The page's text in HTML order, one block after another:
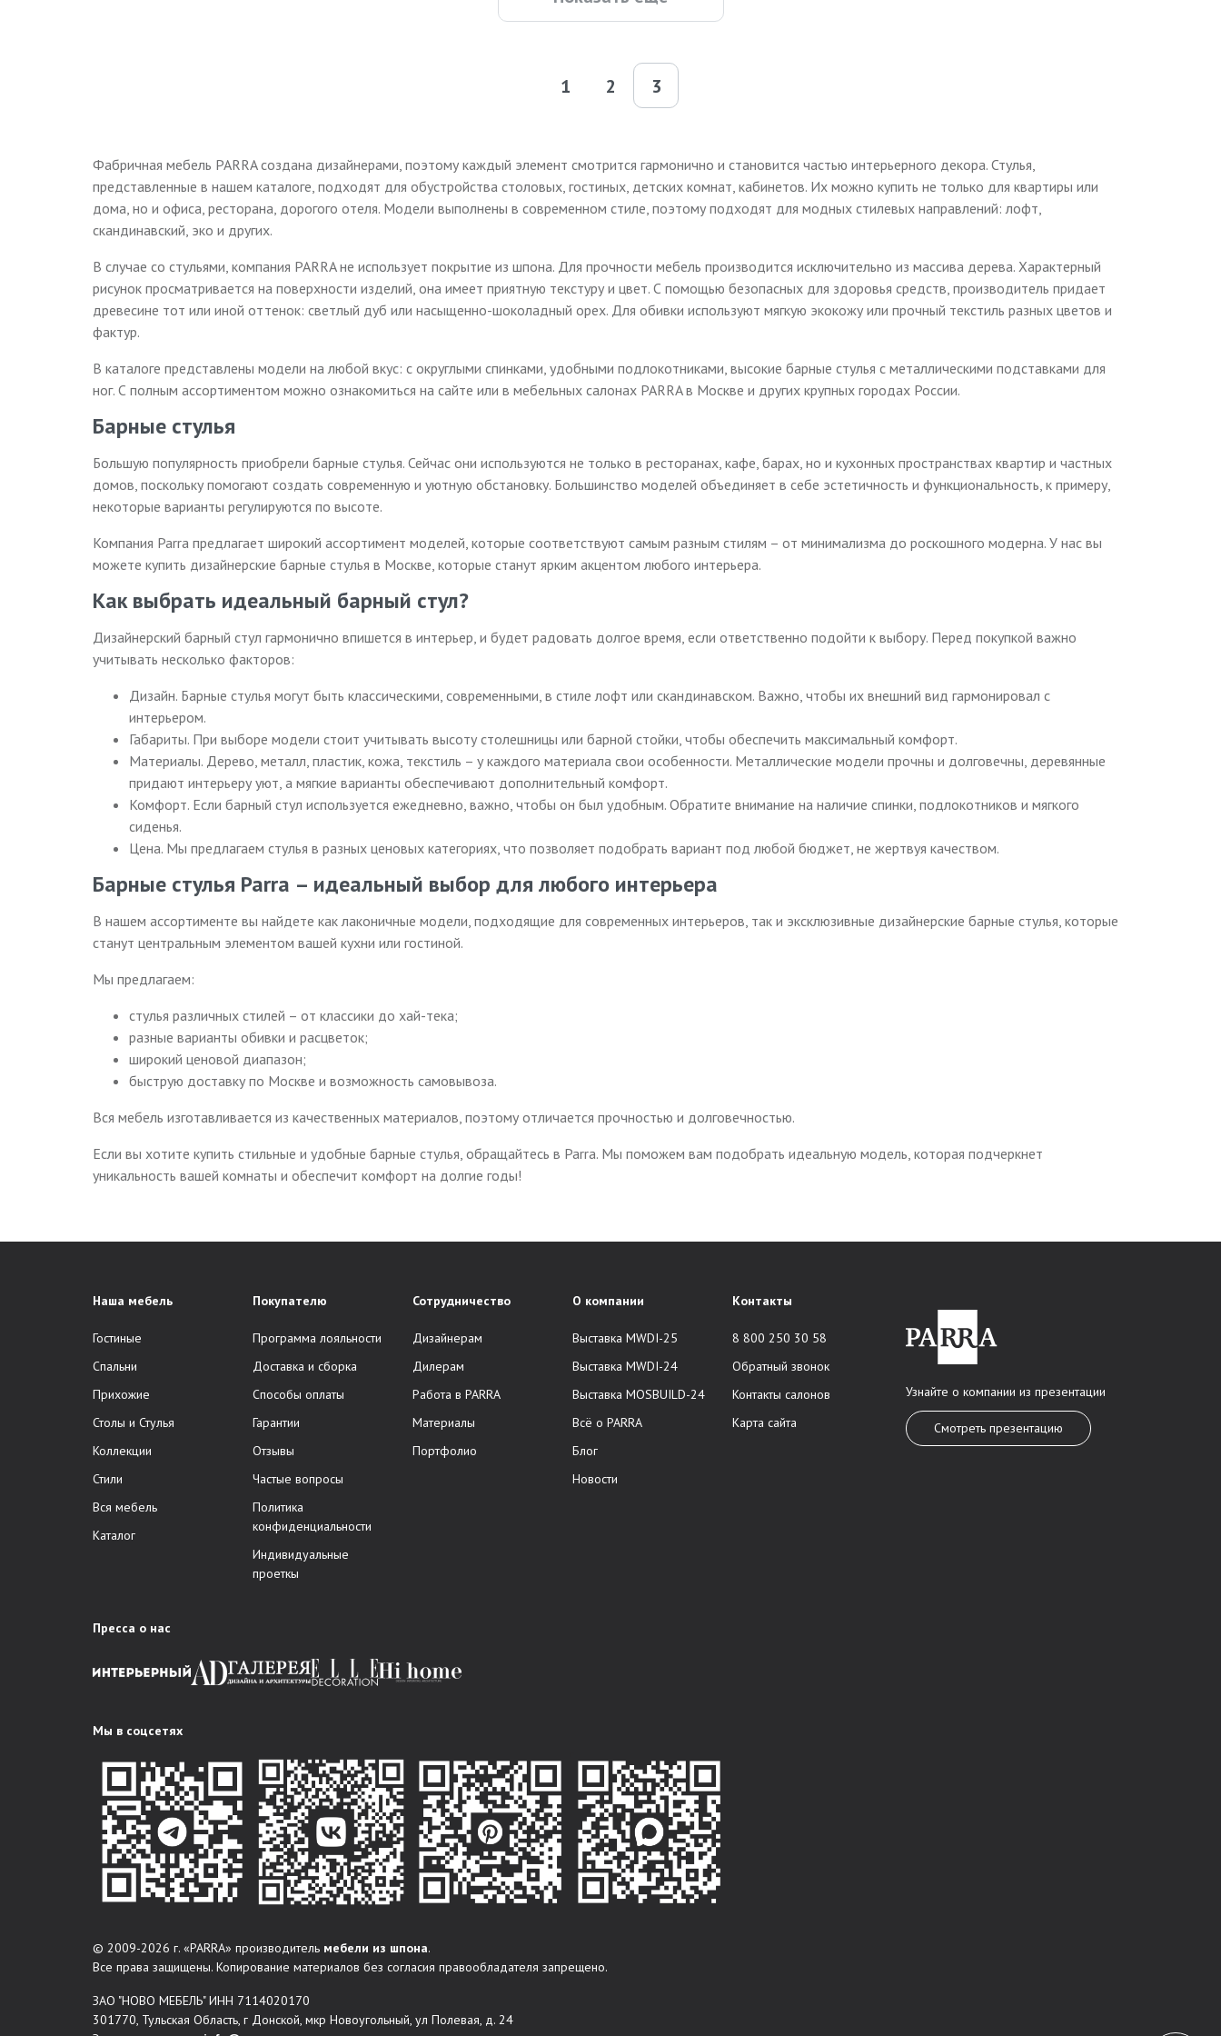
1 2 3
Фабричная мебель PARRA создана дизайнерами, поэтому каждый элемент смотрится гармонично и становится частью интерьерного декора. Стулья,
представленные в нашем каталоге, подходят для обустройства столовых, гостиных, детских комнат, кабинетов. Их можно купить не только для квартиры или
дома, но и офиса, ресторана, дорогого отеля. Модели выполнены в современном стиле, поэтому подходят для модных стилевых направлений: лофт,
скандинавский, эко и других.
В случае со стульями, компания PARRA не использует покрытие из шпона. Для прочности мебель производится исключительно из массива дерева. Характерный
рисунок просматривается на поверхности изделий, она имеет приятную текстуру и цвет. С помощью безопасных для здоровья средств, производитель придает
древесине тот или иной оттенок: светлый дуб или насыщенно-шоколадный орех. Для обивки используют мягкую экокожу или прочный текстиль разных цветов и
фактур.
В каталоге представлены модели на любой вкус: с округлыми спинками, удобными подлокотниками, высокие барные стулья с металлическими подставками для
ног. С полным ассортиментом можно ознакомиться на сайте или в мебельных салонах PARRA в Москве и других крупных городах России.
Барные стулья
Большую популярность приобрели барные стулья. Сейчас они используются не только в ресторанах, кафе, барах, но и кухонных пространствах квартир и частных
домов, поскольку помогают создать современную и уютную обстановку. Большинство моделей объединяет в себе эстетичность и функциональность, к примеру,
некоторые варианты регулируются по высоте.
Компания Parra предлагает широкий ассортимент моделей, которые соответствуют самым разным стилям – от минимализма до роскошного модерна. У нас вы
можете купить дизайнерские барные стулья в Москве, которые станут ярким акцентом любого интерьера.
Как выбрать идеальный барный стул?
Дизайнерский барный стул гармонично впишется в интерьер, и будет радовать долгое время, если ответственно подойти к выбору. Перед покупкой важно
учитывать несколько факторов:
Дизайн. Барные стулья могут быть классическими, современными, в стиле лофт или скандинавском. Важно, чтобы их внешний вид гармонировал с
интерьером.
Габариты. При выборе модели стоит учитывать высоту столешницы или барной стойки, чтобы обеспечить максимальный комфорт.
Материалы. Дерево, металл, пластик, кожа, текстиль – у каждого материала свои особенности. Металлические модели прочны и долговечны, деревянные
придают интерьеру уют, а мягкие варианты обеспечивают дополнительный комфорт.
Комфорт. Если барный стул используется ежедневно, важно, чтобы он был удобным. Обратите внимание на наличие спинки, подлокотников и мягкого
сиденья.
Цена. Мы предлагаем стулья в разных ценовых категориях, что позволяет подобрать вариант под любой бюджет, не жертвуя качеством.
Барные стулья Parra – идеальный выбор для любого интерьера
В нашем ассортименте вы найдете как лаконичные модели, подходящие для современных интерьеров, так и эксклюзивные дизайнерские барные стулья, которые
станут центральным элементом вашей кухни или гостиной.
Мы предлагаем:
стулья различных стилей – от классики до хай-тека;
разные варианты обивки и расцветок;
широкий ценовой диапазон;
быструю доставку по Москве и возможность самовывоза.
Вся мебель изготавливается из качественных материалов, поэтому отличается прочностью и долговечностью.
Если вы хотите купить стильные и удобные барные стулья, обращайтесь в Parra. Мы поможем вам подобрать идеальную модель, которая подчеркнет
уникальность вашей комнаты и обеспечит комфорт на долгие годы!
Наша мебель
Гостиные
Спальни
Прихожие
Столы и Стулья
Коллекции
Стили
Вся мебель
Каталог
Покупателю
Программа лояльности
Доставка и сборка
Способы оплаты
Гарантии
Отзывы
Частые вопросы
Политика
конфиденциальности
Индивидуальные
проеткы
Сотрудничество
Дизайнерам
Дилерам
Работа в PARRA
Материалы
Портфолио
О компании
Выставка MWDI-25
Выставка MWDI-24
Выставка MOSBUILD-24
Всё о PARRA
Блог
Новости
Контакты
8 800 250 30 58
Обратный звонок
Контакты салонов
Карта сайта
Узнайте о компании из презентации
Смотреть презентацию
Пресса о нас
Мы в соцсетях
© 2009-2026 г. «PARRA» производитель мебели из шпона.
Все права защищены. Копирование материалов без согласия правообладателя запрещено.
ЗАО "НОВО МЕБЕЛЬ" ИНН 7114020170
301770, Тульская Область, г Донской, мкр Новоугольный, ул Полевая, д. 24